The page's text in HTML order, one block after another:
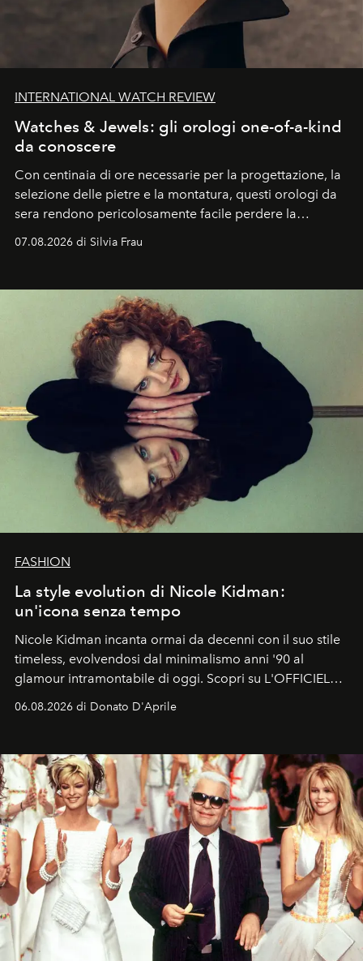
INTERNATIONAL WATCH REVIEW
Watches & Jewels: gli orologi one-of-a-kind
da conoscere
Con centinaia di ore necessarie per la progettazione, la
selezione delle pietre e la montatura, questi orologi da
sera rendono pericolosamente facile perdere la
cognizione del tempo. Ma con quadranti così
07.08.2026 di Silvia Frau
FASHION
La style evolution di Nicole Kidman:
un'icona senza tempo
Nicole Kidman incanta ormai da decenni con il suo stile
timeless, evolvendosi dal minimalismo anni '90 al
glamour intramontabile di oggi. Scopri su L'OFFICIEL
Italia la sua style evolution.
06.08.2026 di Donato D'Aprile